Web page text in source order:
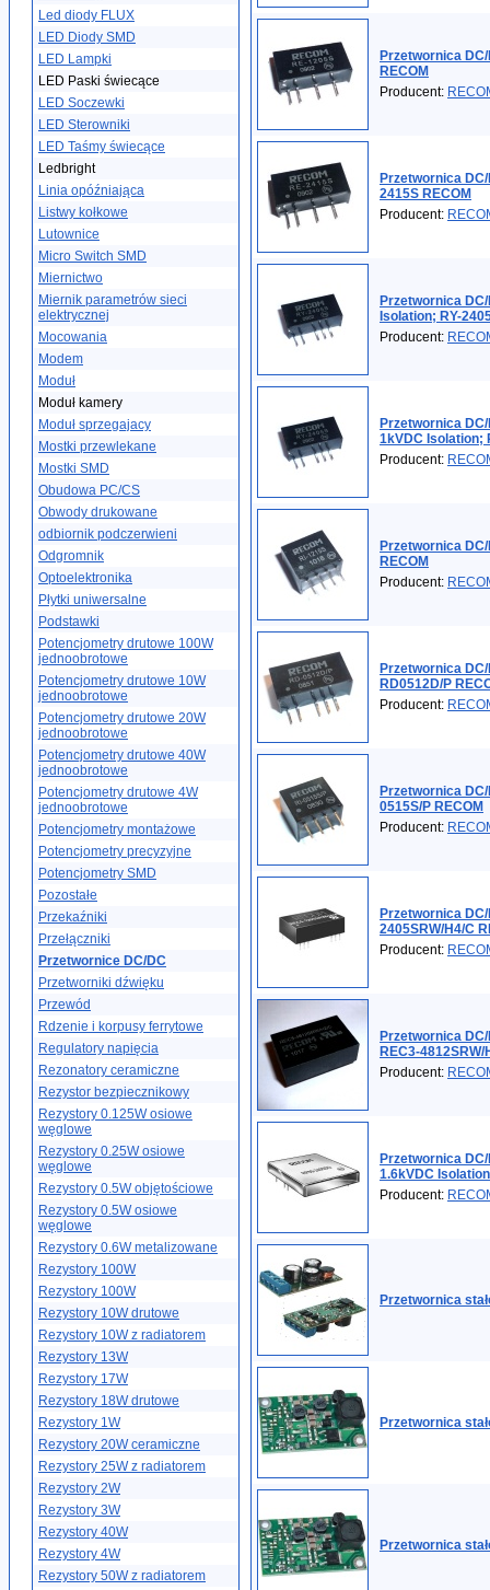
Led diody FLUX
LED Diody SMD
LED Lampki
LED Paski świecące
LED Soczewki
LED Sterowniki
LED Taśmy świecące
Ledbright
Linia opóźniająca
Listwy kołkowe
Lutownice
Micro Switch SMD
Miernictwo
Miernik parametrów sieci
elektrycznej
Mocowania
Modem
Moduł
Moduł kamery
Moduł sprzegajacy
Mostki przewlekane
Mostki SMD
Obudowa PC/CS
Obwody drukowane
odbiornik podczerwieni
Odgromnik
Optoelektronika
Płytki uniwersalne
Podstawki
Potencjometry drutowe 100W
jednoobrotowe
Potencjometry drutowe 10W
jednoobrotowe
Potencjometry drutowe 20W
jednoobrotowe
Potencjometry drutowe 40W
jednoobrotowe
Potencjometry drutowe 4W
jednoobrotowe
Potencjometry montażowe
Potencjometry precyzyjne
Potencjometry SMD
Pozostałe
Przekaźniki
Przełączniki
Przetwornice DC/DC
Przetworniki dźwięku
Przewód
Rdzenie i korpusy ferrytowe
Regulatory napięcia
Rezonatory ceramiczne
Rezystor bezpiecznikowy
Rezystory 0.125W osiowe
węglowe
Rezystory 0.25W osiowe
węglowe
Rezystory 0.5W objętościowe
Rezystory 0.5W osiowe
węglowe
Rezystory 0.6W metalizowane
Rezystory 100W
Rezystory 100W
Rezystory 10W drutowe
Rezystory 10W z radiatorem
Rezystory 13W
Rezystory 17W
Rezystory 18W drutowe
Rezystory 1W
Rezystory 20W ceramiczne
Rezystory 25W z radiatorem
Rezystory 2W
Rezystory 3W
Rezystory 40W
Rezystory 4W
Rezystory 50W z radiatorem
Przetwornica
RECOM
Producent:
Przetwornica
2415S RECOM
Producent:
Przetwornica
Isolation; RY-
Producent:
Przetwornica
1kVDC Isolation;
Producent:
Przetwornica
RECOM
Producent:
Przetwornica
RD0512D/P
Producent:
Przetwornica
0515S/P RECOM
Producent:
Przetwornica
2405SRW/H4/C
Producent:
Przetwornica
REC3-4812SRW/
Producent:
Przetwornica
1.6kVDC
Producent:
Przetwornica
Przetwornica
Przetwornica